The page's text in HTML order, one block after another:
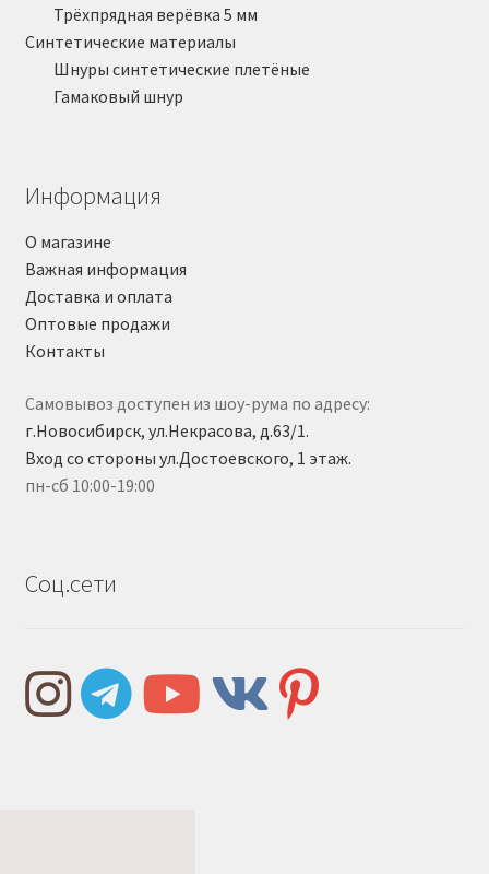
Трёхпрядная верёвка 5 мм
Синтетические материалы
Шнуры синтетические плетёные
Гамаковый шнур
Информация
О магазине
Важная информация
Доставка и оплата
Оптовые продажи
Контакты
Самовывоз доступен из шоу-рума по адресу:
г.Новосибирск, ул.Некрасова, д.63/1.
Вход со стороны ул.Достоевского, 1 этаж.
пн-сб 10:00-19:00
Соц.сети